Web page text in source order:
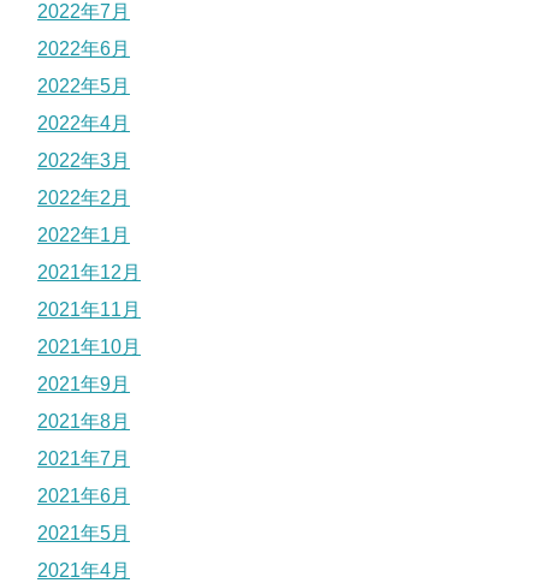
2022年7月
2022年6月
2022年5月
2022年4月
2022年3月
2022年2月
2022年1月
2021年12月
2021年11月
2021年10月
2021年9月
2021年8月
2021年7月
2021年6月
2021年5月
2021年4月